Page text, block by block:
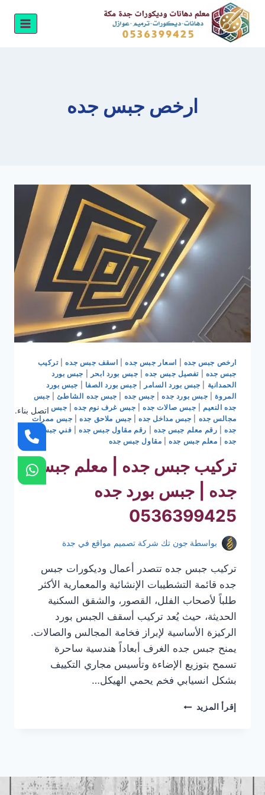
التجاوز
المحتوى
ارخص جبس جده
ارخص جبس جده اسعار جبس جده| اسقف جبس جده|تركيب
جبس جده
تفصيل جبس جده| جبس بورد ابحر
جبس بورد
الحمدانية
جبس بورد السامر جبس بورد الصفا
جبس بورد
المروة| جبس بورد جده| جبس جده جبس جده الشاطئ| جبس
جده النعيم
جبس صالات جده| جبس غرف نوم جده| جبس
مجالس جده
جبس مداخل جده| جبس ملاحق جده| جبس ممرات
جده| رقم معلم جبس جده رقم مقاول جبس جده
فني جبس
جده| معلم جبس جده| مقاول جبس جده
تركيب جبس جده | معلم جبس
جده | جبس بورد جده
0536399425
بواسطة جون تك شركة تصميم مواقع في جدة
تركيب جبس جده تتصدر أعمال وديكورات جبس
جده قائمة التشطيبات الإنشائية والمعمارية الأكثر
طلباً لأصحاب الفلل، القصور، والشقق السكنية
الحديثة، حيث يُعد تركيب أسقف الجبس بورد
الركيزة الأساسية لإبراز فخامة المجالس والصالات.
يمنح جبس جده الغرف أبعاداً هندسية ساحرة
تسمح بتوزيع الإضاءة وتأسيس مجاري التكييف
بشكل انسيابي فخم يحمي الهيكل…
إقرأ المزيد تركيب
جده
|
اتصل بناء.